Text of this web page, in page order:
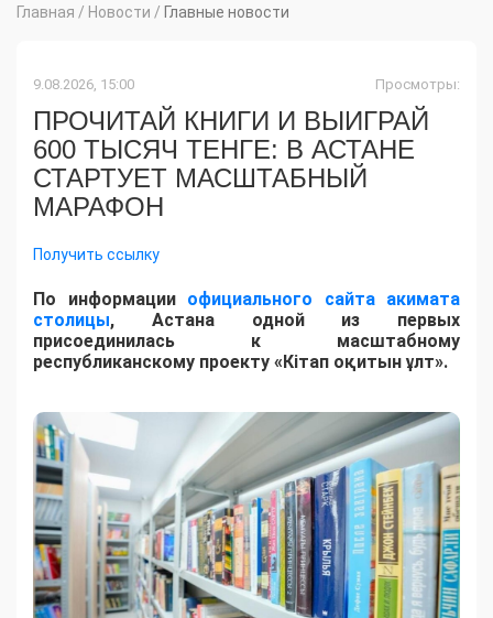
Главная / Новости / Главные новости
9.08.2026, 15:00 Просмотры:
ПРОЧИТАЙ КНИГИ И ВЫИГРАЙ
600 ТЫСЯЧ ТЕНГЕ: В АСТАНЕ
СТАРТУЕТ МАСШТАБНЫЙ
МАРАФОН
Получить ссылку
По информации официального сайта акимата
столицы, Астана одной из первых
присоединилась к масштабному
республиканскому проекту «Кітап оқитын ұлт».